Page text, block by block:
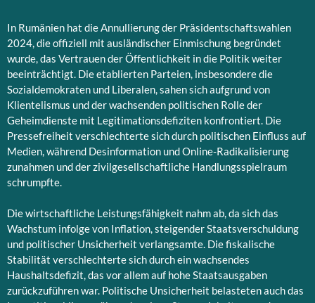
In Rumänien hat die Annullierung der Präsidentschaftswahlen
2024, die offiziell mit ausländischer Einmischung begründet
wurde, das Vertrauen der Öffentlichkeit in die Politik weiter
beeinträchtigt. Die etablierten Parteien, insbesondere die
Sozialdemokraten und Liberalen, sahen sich aufgrund von
Klientelismus und der wachsenden politischen Rolle der
Geheimdienste mit Legitimationsdefiziten konfrontiert. Die
Pressefreiheit verschlechterte sich durch politischen Einfluss auf
Medien, während Desinformation und Online-Radikalisierung
zunahmen und der zivilgesellschaftliche Handlungsspielraum
schrumpfte.
Die wirtschaftliche Leistungsfähigkeit nahm ab, da sich das
Wachstum infolge von Inflation, steigender Staatsverschuldung
und politischer Unsicherheit verlangsamte. Die fiskalische
Stabilität verschlechterte sich durch ein wachsendes
Haushaltsdefizit, das vor allem auf hohe Staatsausgaben
zurückzuführen war. Politische Unsicherheit belasteten auch das